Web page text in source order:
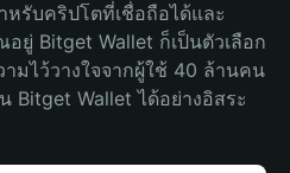
รับคริปโตที่เชื่อถือได้และ
ยู่ Bitget Wallet ก็เป็นตัวเลือก
ไว้วางใจจากผู้ใช้ 40 ล้านคน
Bitget Wallet ได้อย่างอิสระ